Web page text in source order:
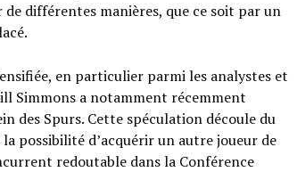
différentes manières, que ce soit par un
en particulier parmi les analystes et
Simmons a notamment récemment
des Spurs. Cette spéculation découle du
possibilité d’acquérir un autre joueur de
redoutable dans la Conférence